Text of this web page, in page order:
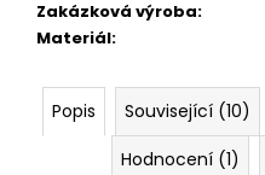
Zakázková výroba:
Materiál:
Popis Související (10)
Hodnocení (1)